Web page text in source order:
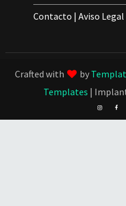
Contacto |Aviso Legal
Crafted with by
Templates |